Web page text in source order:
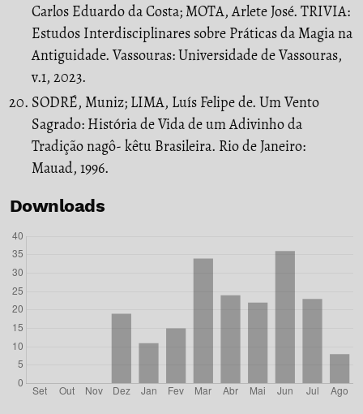
Carlos Eduardo da Costa; MOTA, Arlete José. TRIVIA:
Estudos Interdisciplinares sobre Práticas da Magia na
Antiguidade. Vassouras: Universidade de Vassouras,
v.1, 2023.
SODRÉ, Muniz; LIMA, Luís Felipe de. Um Vento
Sagrado: História de Vida de um Adivinho da
Tradição nagô- kêtu Brasileira. Rio de Janeiro:
Mauad, 1996.
Downloads